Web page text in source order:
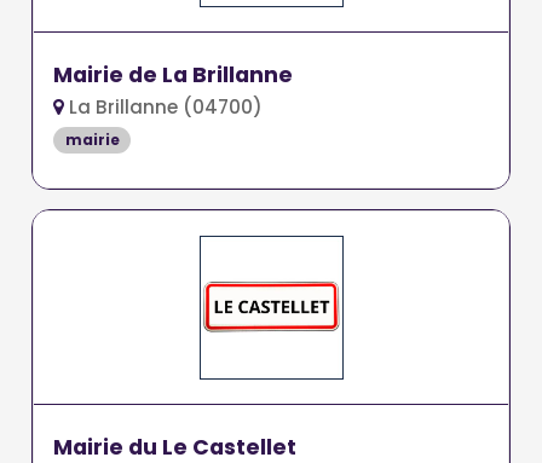
Mairie de La Brillanne
La Brillanne (04700)
mairie
Mairie du Le Castellet